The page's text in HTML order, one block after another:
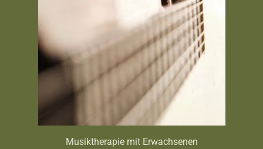
Musiktherapie mit Erwachsenen